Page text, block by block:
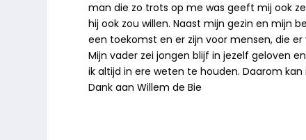
man die zo trots op me was geeft mij ook
hij ook zou willen. Naast mijn gezin en mijn
een toekomst en er zijn voor mensen, die er
Mijn vader zei jongen blijf in jezelf geloven
ik altijd in ere weten te houden. Daarom kan
Dank aan Willem de Bie